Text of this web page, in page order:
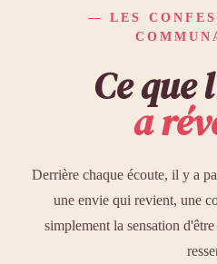
— LES
Ce que
a
Derrière chaque écoute, il y a
une envie qui revient, une
simplement la sensation